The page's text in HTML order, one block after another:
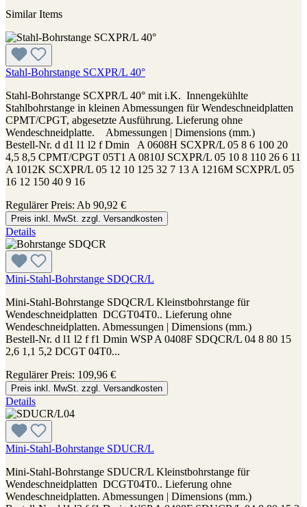
Similar Items
Stahl-Bohrstange SCXPR/L 40°
Stahl-Bohrstange SCXPR/L 40° mit i.K. Innengekühlte
Stahlbohrstange in kleinen Abmessungen für Wendeschneidplatten
CPMT/CPGT, abgesetzte Ausführung. Lieferung ohne
Wendeschneidplatte. Abmessungen | Dimensions (mm.)
Bestell-Nr. d d1 l1 l2 f Dmin A 0608H SCXPR/L 05 8 6 100 20
4,5 8,5 CPMT/CPGT 05T1 A 0810J SCXPR/L 05 10 8 110 26 6 11
A 1012K SCXPR/L 05 12 10 125 32 7 13 A 1216M SCXPR/L 05
16 12 150 40 9 16
Regulärer Preis: Ab 90,92 €
Preis inkl. MwSt. zzgl. Versandkosten
Details
Mini-Stahl-Bohrstange SDQCR/L
Mini-Stahl-Bohrstange SDQCR/L Kleinstbohrstange für
Wendeschneidplatten DCGT04T0.. Lieferung ohne
Wendeschneidplatten. Abmessungen | Dimensions (mm.)
Bestell-Nr. d l1 l2 f f1 Dmin WSP A 0408F SDQCR/L 04 8 80 15
2,6 1,1 5,2 DCGT 04T0...
Regulärer Preis: 109,96 €
Preis inkl. MwSt. zzgl. Versandkosten
Details
Mini-Stahl-Bohrstange SDUCR/L
Mini-Stahl-Bohrstange SDUCR/L Kleinstbohrstange für
Wendeschneidplatten DCGT04T0.. Lieferung ohne
Wendeschneidplatten. Abmessungen | Dimensions (mm.)